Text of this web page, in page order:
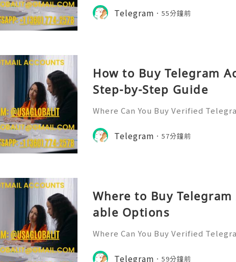
p to a multifaceted platform for
and community
Telegram 55分鐘前
How to Buy Telegram
Step-by-Step Guide
Where Can You Buy Verified
p to a multifaceted platform for
and community
Telegram 57分鐘前
Where to Buy
able Options
Where Can You Buy Verified
p to a multifaceted platform for
Telegram 59分鐘前